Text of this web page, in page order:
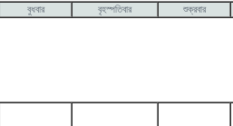
বুধবার বৃহস্পতিবার শুক্রবার